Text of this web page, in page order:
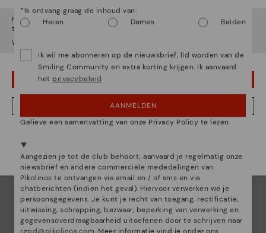
Essentie van Pikolinos
Sinds 1984 werken we eraan om elke schoen uniek te
maken.
Het lijkt erop dat je in Verenigde Staten
bent maar je probeert
toegang te krijgen tot de
België
Wil je naar onze
OEPS! FOUTJE, IK WIL GRAAG IN VERENIGDE STATEN BLIJVEN
NEE, IK WIL DE BELGIË WEBSITE ZIEN
*Ik ontvang graag de inhoud van:
Heren
Dames Beiden
Ik wil me abonneren op de nieuwsbrief, lid worden van de
Smiling Community en extra korting krijgen. Ik aanvaard
het privacybeleid
AANMELDEN
Gelieve een samenvatting van onze Privacy Policy te lezen
Aangezien je tot de club behoort, aanvaard je regelmatig onze
niewsbrief en andere commerciële mededelingen van
Pikolinos te ontvangen via email en / of sms en via
chatberichten (indien het geval). Hiervoor verwerken we je
persoonsgegevens. Je kunt je recht van toegang, rectificatie,
uitwissing, schrapping, bezwaar, beperking van verwerking en
gegevensoverdraagbaarheid uitoefenen door te schrijven naar